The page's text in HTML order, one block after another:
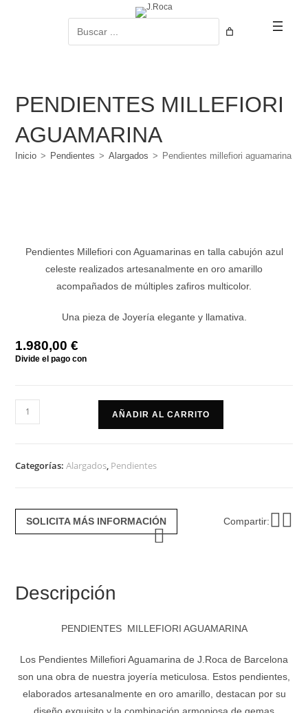
PENDIENTES MILLEFIORI
AGUAMARINA
Inicio > Pendientes > Alargados > Pendientes millefiori aguamarina
Pendientes Millefiori con Aguamarinas en talla cabujón azul
celeste realizados artesanalmente en oro amarillo
acompañados de múltiples zafiros multicolor.
Una pieza de Joyería elegante y llamativa.
1.980,00€
Pendientes
millefiori
AÑADIR AL CARRITO
Categorías:Alargados Pendientes
SOLICITA MÁS INFORMACIÓN Compartir:
Descripción
PENDIENTES MILLEFIORI AGUAMARINA
Los Pendientes Millefiori Aguamarina de J.Roca de Barcelona
son una obra de nuestra joyería meticulosa. Estos pendientes,
elaborados artesanalmente en oro amarillo, destacan por su
diseño exquisito y la combinación armoniosa de gemas